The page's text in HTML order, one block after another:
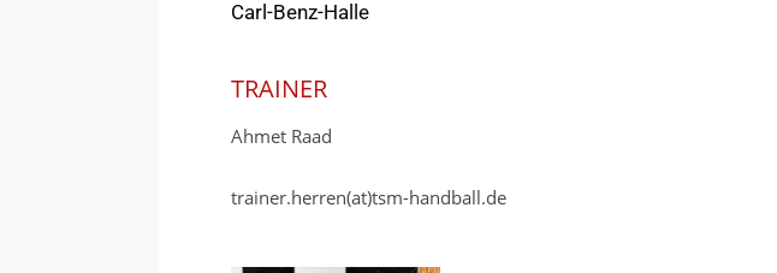
Carl-Benz-Halle
TRAINER
Ahmet Raad
trainer.herren(at)tsm-handball.de